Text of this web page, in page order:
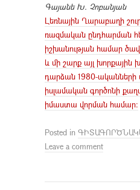
Գայանե Խ. Չոբանյան
Լեռնային Ղարաբաղի
ռազմական ընդհարման
իշխանության համար
և մի շարք այլ
դարձան 1980-ականների
իսլամական գործոնի
իմաստա վորման համար:
Posted in
Leave a comment